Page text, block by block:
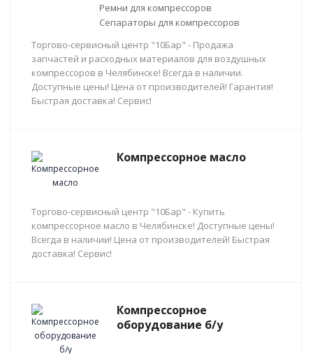
Ремни для компрессоров
Сепараторы для компрессоров
Торгово-сервисный центр "10Бар" - Продажа
запчастей и расходных материалов для воздушных
компрессоров в Челябинске! Всегда в наличии.
Доступные цены! Цена от производителей! Гарантия!
Быстрая доставка! Сервис!
Компрессорное масло
Торгово-сервисный центр "10Бар" - Купить
компрессорное масло в Челябинске! Доступные цены!
Всегда в наличии! Цена от производителей! Быстрая
доставка! Сервис!
Компрессорное
оборудование б/у